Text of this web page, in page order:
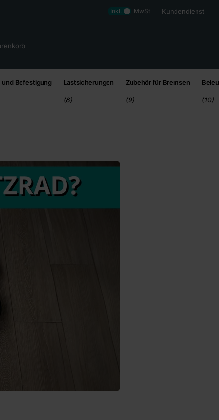
Inkl. MwSt Kundendienst
und Befestigung Lastsicherungen
(8)
Zubehör für Bremsen
(9) (10)